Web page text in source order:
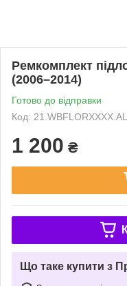
Ремкомплект
(2006–2014)
Готово до відправки
Код:
1 200 ₴
Що таке купити з